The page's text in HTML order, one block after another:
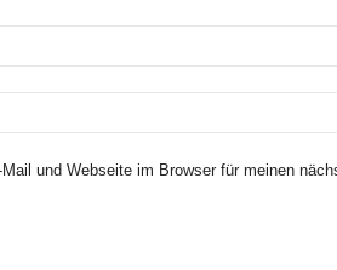
und Webseite im Browser für meinen